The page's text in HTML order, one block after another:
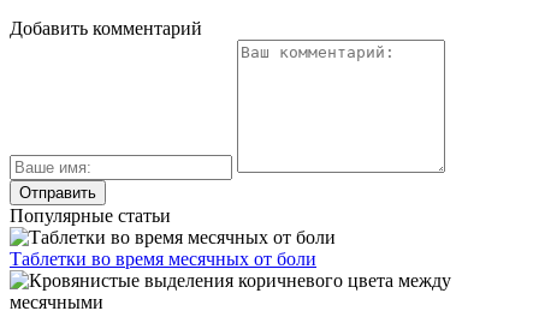
Добавить комментарий
Популярные статьи
Таблетки во время месячных от боли